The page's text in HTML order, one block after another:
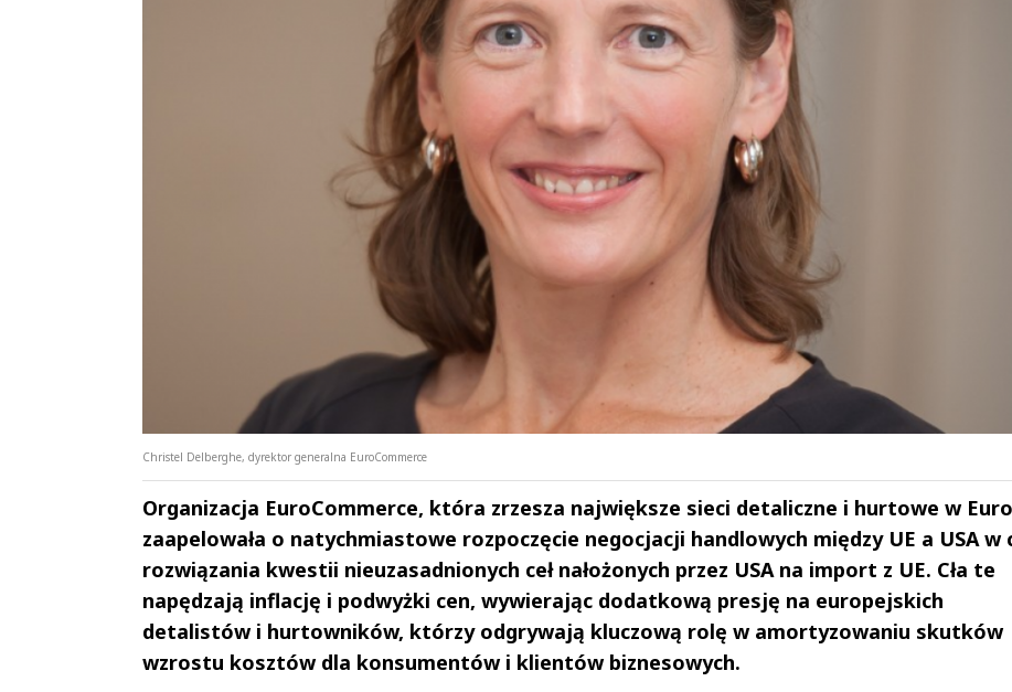
Christel Delberghe, dyrektor generalna EuroCommerce
Organizacja EuroCommerce, która zrzesza największe sieci detaliczne i hurtowe w
zaapelowała o natychmiastowe rozpoczęcie negocjacji handlowych między UE a USA w
rozwiązania kwestii nieuzasadnionych ceł nałożonych przez USA na import z UE. Cła te
napędzają inflację i podwyżki cen, wywierając dodatkową presję na europejskich
detalistów i hurtowników, którzy odgrywają kluczową rolę w amortyzowaniu skutków
wzrostu kosztów dla konsumentów i klientów biznesowych.